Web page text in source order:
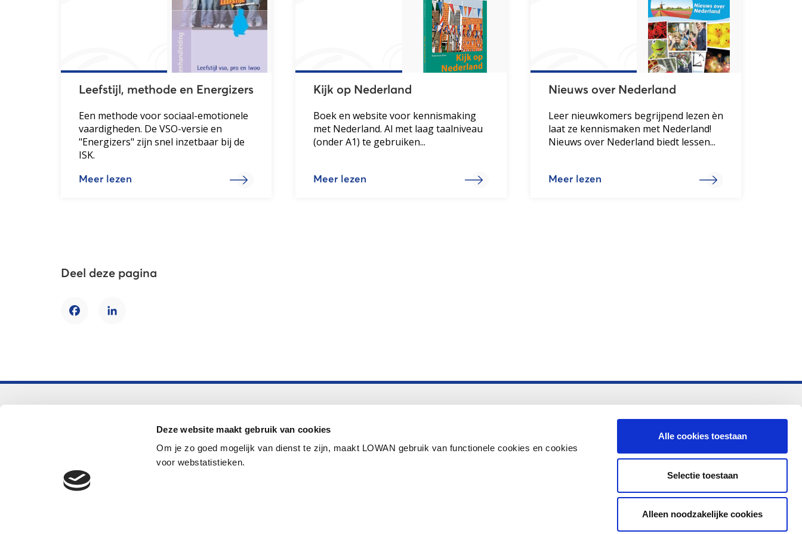
Deze website maakt gebruik van cookies
Om je zo goed mogelijk van dienst te zijn, maakt LOWAN gebruik van functionele cookies en cookies
voor webstatistieken.
Alle cookies toestaan
Selectie toestaan
Alleen noodzakelijke cookies
Leefstijl, methode en Energizers
Een methode voor sociaal-emotionele
vaardigheden. De VSO-versie en
"Energizers" zijn snel inzetbaar bij de
ISK.
Meer lezen
Kijk op Nederland
Boek en website voor kennismaking
met Nederland. Al met laag taalniveau
(onder A1) te gebruiken...
Meer lezen
Nieuws over Nederland
Leer nieuwkomers begrijpend lezen èn
laat ze kennismaken met Nederland!
Nieuws over Nederland biedt lessen...
Meer lezen
Deel deze pagina
FacebookLinkedIn